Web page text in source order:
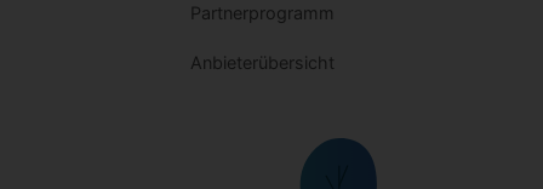
Partnerprogramm
Anbieterübersicht